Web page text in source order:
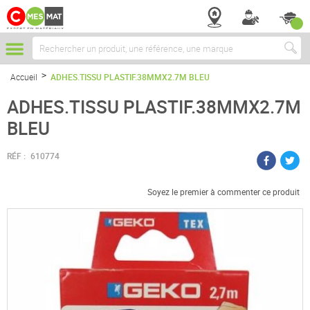
Chercher
Accueil ADHES.TISSU PLASTIF.38MMX2.7M BLEU
ADHES.TISSU PLASTIF.38MMX2.7M
BLEU
RÉF : 610774
Soyez le premier à commenter ce produit
Passer